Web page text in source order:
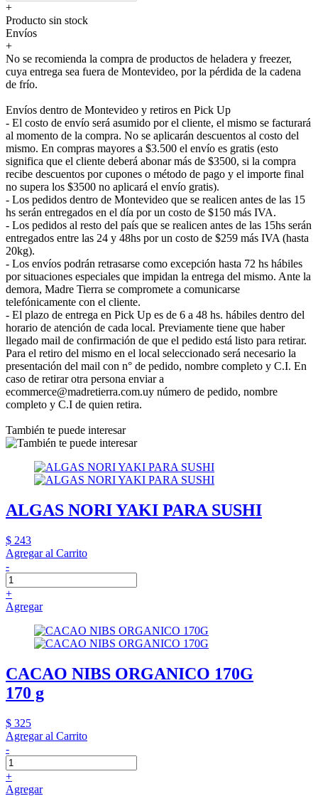
+
Producto sin stock
Envíos
+
No se recomienda la compra de productos de heladera y freezer,
cuya entrega sea fuera de Montevideo, por la pérdida de la cadena
de frío.
Envíos dentro de Montevideo y retiros en Pick Up
- El costo de envío será asumido por el cliente, el mismo se facturará
al momento de la compra. No se aplicarán descuentos al costo del
mismo. En compras mayores a $3.500 el envío es gratis (esto
significa que el cliente deberá abonar más de $3500, si la compra
recibe descuentos por cupones o método de pago y el importe final
no supera los $3500 no aplicará el envío gratis).
- Los pedidos dentro de Montevideo que se realicen antes de las 15
hs serán entregados en el día por un costo de $150 más IVA.
- Los pedidos al resto del país que se realicen antes de las 15hs serán
entregados entre las 24 y 48hs por un costo de $259 más IVA (hasta
20kg).
- Los envíos podrán retrasarse como excepción hasta 72 hs hábiles
por situaciones especiales que impidan la entrega del mismo. Ante la
demora, Madre Tierra se compromete a comunicarse
telefónicamente con el cliente.
- El plazo de entrega en Pick Up es de 6 a 48 hs. hábiles dentro del
horario de atención de cada local. Previamente tiene que haber
llegado mail de confirmación de que el pedido está listo para retirar.
Para el retiro del mismo en el local seleccionado será necesario la
presentación del mail con n° de pedido, nombre completo y C.I. En
caso de retirar otra persona enviar a
ecommerce@madretierra.com.uy número de pedido, nombre
completo y C.I de quien retira.
También te puede interesar
ALGAS NORI YAKI PARA SUSHI
$ 243
Agregar al Carrito
-
+
Agregar
CACAO NIBS ORGANICO 170G
170 g
$ 325
Agregar al Carrito
-
+
Agregar